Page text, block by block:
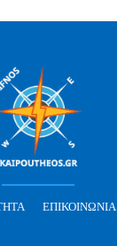
ΕΠΙΚΟΙΝΩΝΊΑ